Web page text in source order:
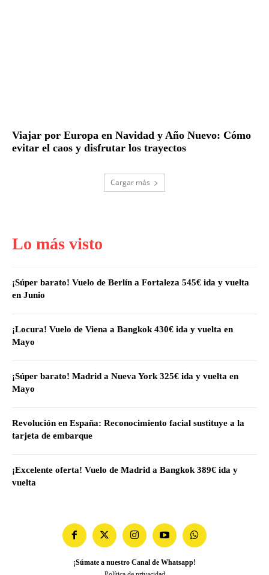
Viajar por Europa en Navidad y Año Nuevo: Cómo
evitar el caos y disfrutar los trayectos
Cargar más
Lo más visto
¡Súper barato! Vuelo de Berlín a Fortaleza 545€ ida y vuelta
en Junio
¡Locura! Vuelo de Viena a Bangkok 430€ ida y vuelta en
Mayo
¡Súper barato! Madrid a Nueva York 325€ ida y vuelta en
Mayo
Revolución en España: Reconocimiento facial sustituye a la
tarjeta de embarque
¡Excelente oferta! Vuelo de Madrid a Bangkok 389€ ida y
vuelta
¡Súmate a nuestro Canal de Whatsapp!